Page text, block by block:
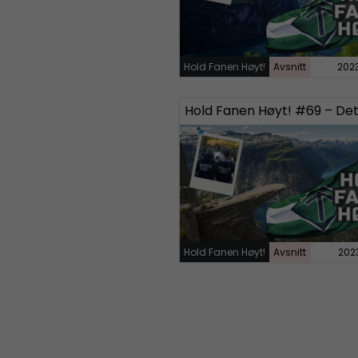
Hold Fanen Høyt! Avsnitt
Hold Fanen Høyt! Avsnitt